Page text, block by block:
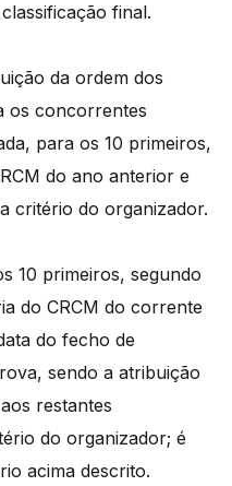
final.
da ordem dos
os concorrentes
para os 10 primeiros,
do ano anterior e
critério do organizador.
10 primeiros, segundo
do CRCM do corrente
do fecho de
sendo a atribuição
restantes
do organizador; é
acima descrito.